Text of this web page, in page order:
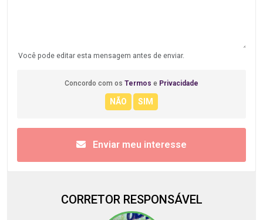
Você pode editar esta mensagem antes de enviar.
Concordo com os Termos e Privacidade
Enviar meu interesse
CORRETOR RESPONSÁVEL